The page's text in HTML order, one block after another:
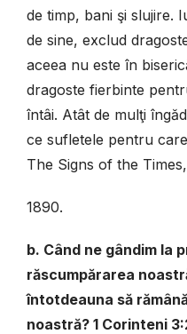
de timp, bani şi slujire.
de sine, exclud
aceea nu este în
dragoste fierbinte
întâi. Atât de mulţi
ce sufletele pentru
The Signs of the
1890.
b. Când ne gândim la
răscumpărarea
întotdeauna să
noastră? 1 Corinteni